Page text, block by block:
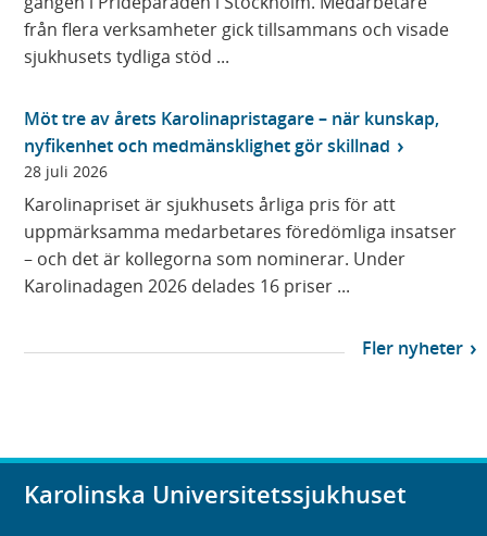
från flera verksamheter gick tillsammans och visade
sjukhusets tydliga stöd ...
Möt tre av årets Karolinapristagare – när kunskap,
nyfikenhet och medmänsklighet gör skillnad
28 juli 2026
Karolinapriset är sjukhusets årliga pris för att
uppmärksamma medarbetares föredömliga insatser
– och det är kollegorna som nominerar. Under
Karolinadagen 2026 delades 16 priser ...
Fler nyheter
Karolinska Universitetssjukhuset